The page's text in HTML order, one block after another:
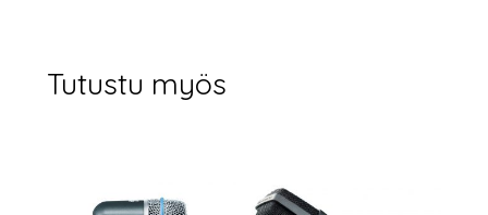
Tutustu myös